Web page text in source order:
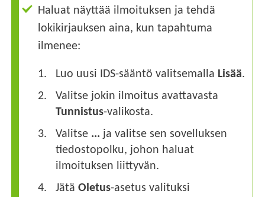
Haluat näyttää ilmoituksen ja tehdä
lokikirjauksen aina, kun tapahtuma
ilmenee:
Luo uusi IDS-sääntö valitsemalla Lisää.
Valitse jokin ilmoitus avattavasta
Tunnistus-valikosta.
Valitse ... ja valitse sen sovelluksen
tiedostopolku, johon haluat
ilmoituksen liittyvän.
JätäOletus-asetus valituksi